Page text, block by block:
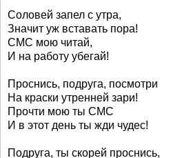
Соловей запел с утра,
Значит уж вставать пора!
СМС мою читай,
И на работу убегай!
Проснись, подруга, посмотри
На краски утренней зари!
Прочти мою ты СМС
И в этот день ты жди чудес!
Подруга, ты скорей проснись,